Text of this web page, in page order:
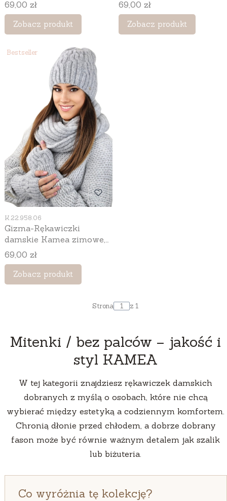
granatowy
Cena
69,00 zł
Zobacz produkt
oliwkowy
Cena
69,00 zł
Zobacz produkt
Bestseller
Kod produktu
K.22.958.06
Gizma-Rękawiczki
damskie Kamea zimowe,
bez palców, z wełną, kolor
szary
Cena
69,00 zł
Zobacz produkt
Strona z 1
Mitenki / bez palców – jakość i
styl KAMEA
W tej kategorii znajdziesz rękawiczek damskich
dobranych z myślą o osobach, które nie chcą
wybierać między estetyką a codziennym komfortem.
Chronią dłonie przed chłodem, a dobrze dobrany
fason może być równie ważnym detalem jak szalik
lub biżuteria.
Co wyróżnia tę kolekcję?